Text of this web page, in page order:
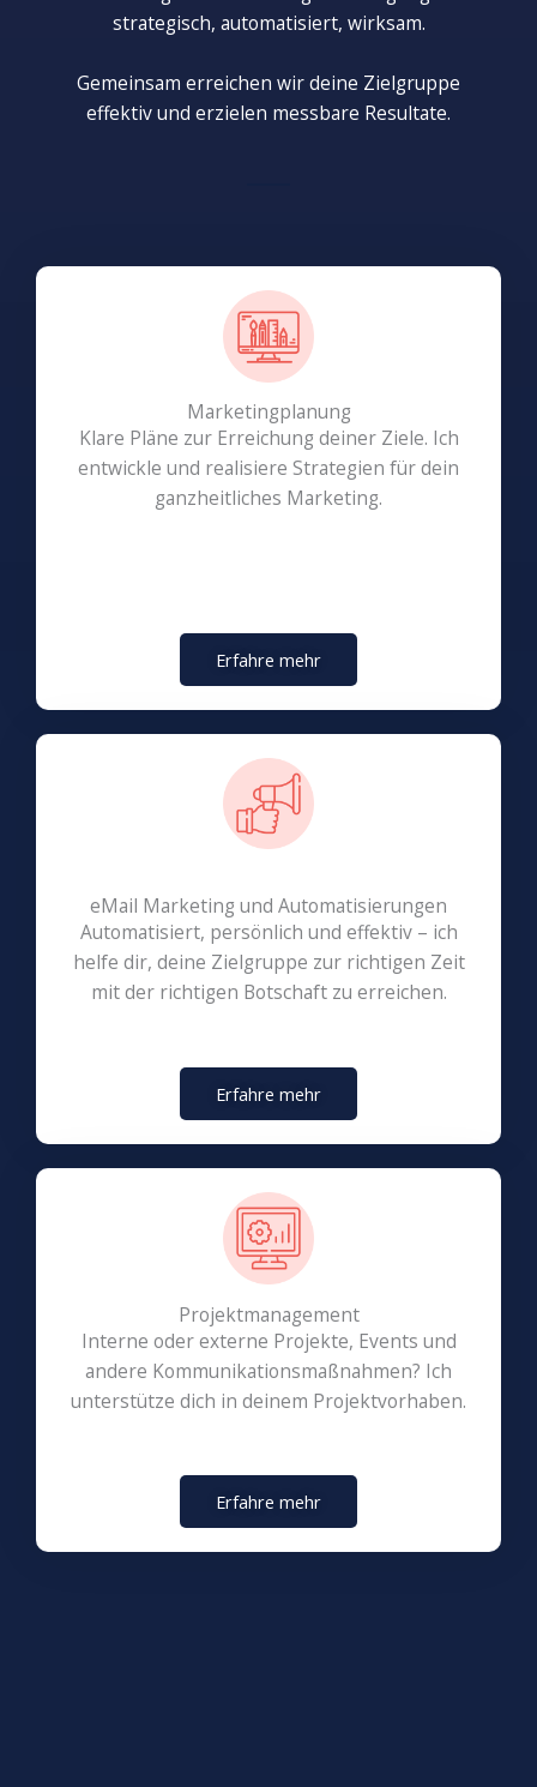
strategisch, automatisiert, wirksam.
Gemeinsam erreichen wir deine Zielgruppe
effektiv und erzielen messbare Resultate.
Marketingplanung
Klare Pläne zur Erreichung deiner Ziele. Ich
entwickle und realisiere Strategien für dein
ganzheitliches Marketing.
Erfahre mehr
eMail Marketing und Automatisierungen
Automatisiert, persönlich und effektiv – ich
helfe dir, deine Zielgruppe zur richtigen Zeit
mit der richtigen Botschaft zu erreichen.
Erfahre mehr
Projektmanagement
Interne oder externe Projekte, Events und
andere Kommunikationsmaßnahmen? Ich
unterstütze dich in deinem Projektvorhaben.
Erfahre mehr